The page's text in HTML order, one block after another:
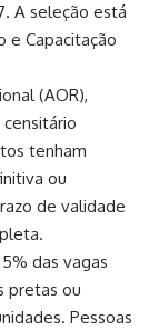
A seleção está
e Capacitação
(AOR),
tenham
ou
de validade
das vagas
pretas ou
Pessoas